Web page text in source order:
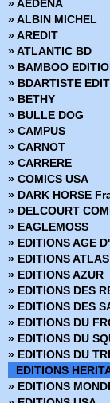
› Capitaine America
› Capitaine America
› Capitaine America
› Capitaine America
› Capitaine America
› Capitaine
› Capitaine America
› Capitaine America
› Capitaine America
› Capitaine America
› Capitaine America
› Capitaine America
› Capitaine
› Capitaine America
› Capitaine America
› Capitaine America
› Capitaine America
› Capitaine America
› Capitaine
› Capitaine
› Capitaine
› Capitaine
› 68-69
› 70-71
› 72-73
» Shang Shi -
» Star Wars Trois-
» Superman
» Trois-dans-un
» Wonder Woman
» AEDENA
» ALBIN MICHEL
» AREDIT
» ATLANTIC BD
» BAMBOO
» BDARTISTE
» BETHY
» BULLE DOG
» CAMPUS
» CARNOT
» CARRERE
» COMICS USA
» DARK HORSE
» DELCOURT
» EAGLEMOSS
» EDITIONS AGE
» EDITIONS ATLAS
» EDITIONS AZUR
» EDITIONS DES
» EDITIONS DES
» EDITIONS DU
» EDITIONS DU
» EDITIONS DU
EDITIONS
» EDITIONS